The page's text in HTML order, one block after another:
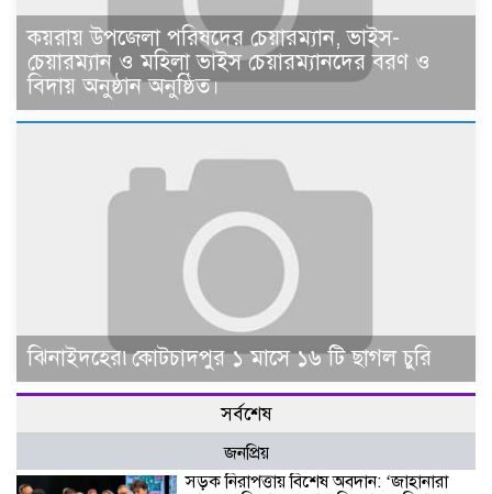
কয়রায় উপজেলা পরিষদের চেয়ারম্যান, ভাইস-
চেয়ারম্যান ও মহিলা ভাইস চেয়ারম্যানদের বরণ ও
বিদায় অনুষ্ঠান অনুষ্ঠিত।
ঝিনাইদহের৷কোটচাদপুর ১ মাসে ১৬ টি ছাগল চুরি
সর্বশেষ
জনপ্রিয়
সড়ক নিরাপত্তায় বিশেষ অবদান: ‘জাহানারা